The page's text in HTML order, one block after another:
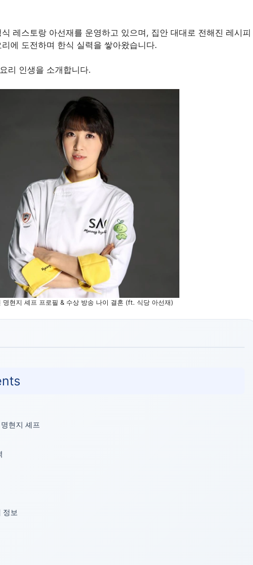
레스토랑 아선재를 운영하고 있으며, 집안 대대로 전해진 레시피
에 도전하며 한식 실력을 쌓아왔습니다.
리 인생을 소개합니다.
명현지 셰프 프로필 & 수상 방송 나이 결혼 (ft. 식당 아선재)
현지 셰프
정보